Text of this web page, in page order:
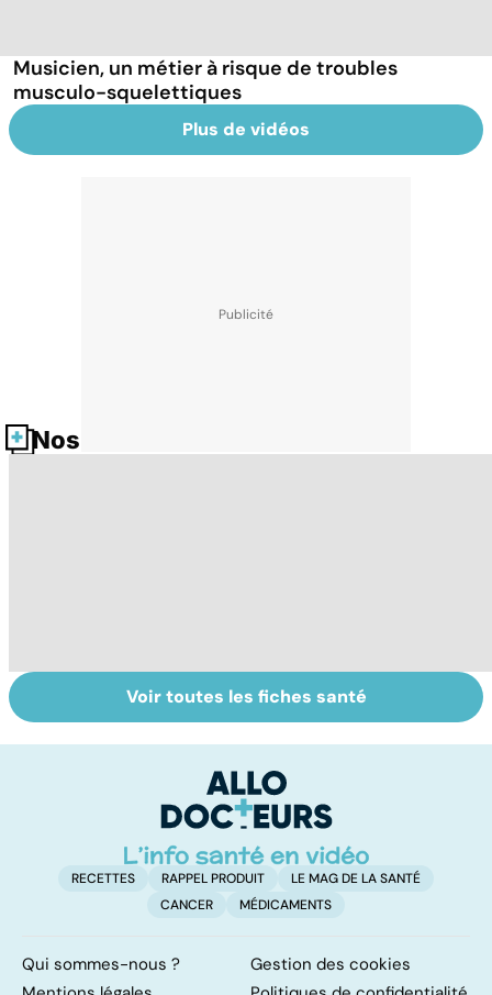
Musicien, un métier à risque de troubles
musculo-squelettiques
Plus de vidéos
Nos fiches santé
TMS, la douleur
du geste
Pesticides :
retour au bio ?
Voir toutes les fiches santé
RECETTES RAPPEL PRODUIT
LE MAG DE LA SANTÉ
CANCER
MÉDICAMENTS
Qui sommes-nous ?
Gestion des cookies